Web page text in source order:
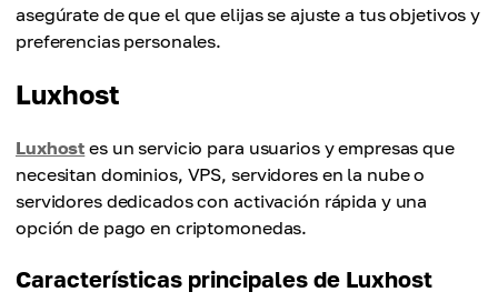
asegúrate de que el que elijas se ajuste a tus objetivos y
preferencias personales.
Luxhost
Luxhost es un servicio para usuarios y empresas que
necesitan dominios, VPS, servidores en la nube o
servidores dedicados con activación rápida y una
opción de pago en criptomonedas.
Características principales de Luxhost